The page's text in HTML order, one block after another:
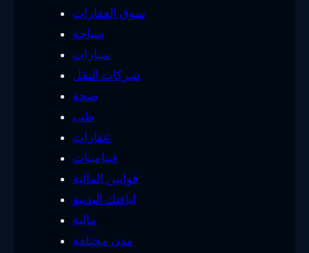
سوق العقارات
سياحة
سيارات
شركات النقل
صحة
طب
عقارات
فيتامينات
قوانين المالية
لياقتك البدنية
مالية
مدن مختلفة